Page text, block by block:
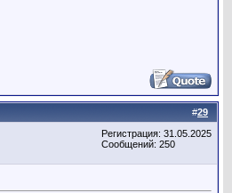
#29
Регистрация: 31.05.2025
Сообщений: 250